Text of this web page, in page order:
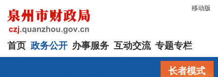
移动版
首页 政务公开 办事服务 互动交流 专题专栏
长者模式